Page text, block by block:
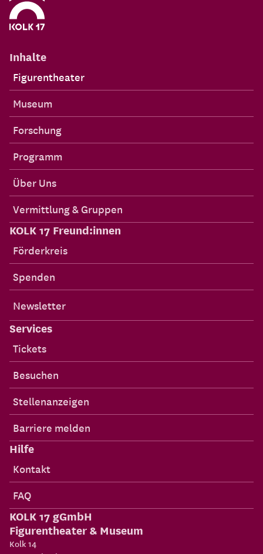
Inhalte
Figurentheater
Museum
Forschung
Programm
Über Uns
Vermittlung & Gruppen
KOLK 17 Freund:innen
Förderkreis
Spenden
Newsletter
Services
Tickets
Besuchen
Stellenanzeigen
Barriere melden
Hilfe
Kontakt
FAQ
KOLK 17 gGmbH
Figurentheater & Museum
Kolk 14